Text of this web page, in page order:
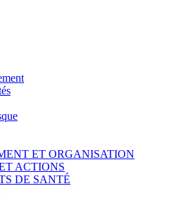
ET ORGANISATION
ACTIONS
DE SANTÉ